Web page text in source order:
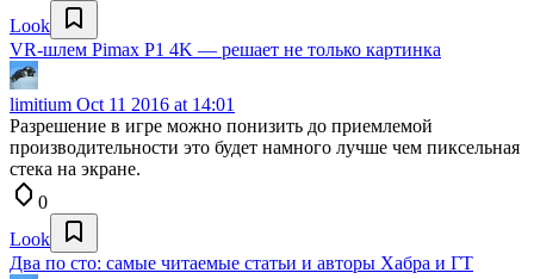
Look
VR-шлем Pimax P1 4K — решает не только картинка
limitium Oct 11 2016 at 14:01
Разрешение в игре можно понизить до приемлемой
производительности это будет намного лучше чем пиксельная
стека на экране.
0
Look
Два по сто: самые читаемые статьи и авторы Хабра и ГТ